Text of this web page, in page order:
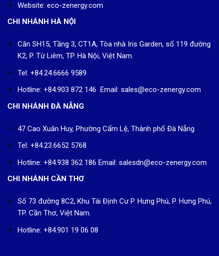
Website: eco-zenergy.com
CHI NHÁNH HÀ NỘI
Căn SH15, Tầng 3, CT1A, Tòa nhà Iris Garden, số 119 đường
K2, P. Từ Liêm, TP. Hà Nội, Việt Nam.
Tel: +84.24.6666 9589
Hotline: +84.903 872 146 Email: sales@eco-zenergy.com
CHI NHÁNH ĐÀ NẴNG
47 Cao Xuân Huy, Phường Cẩm Lệ, Thành phố Đà Nẵng
Tel: +84.23.6652 5768
Hotline: +84.938 362 186 Email: salesdn@eco-zenergy.com
CHI NHÁNH CẦN THƠ
Số 73 đường 8C2, Khu Tái Định Cư P. Hưng Phú, P. Hưng Phú,
TP. Cần Thơ, Việt Nam.
Hotline: +84.901 19 06 08